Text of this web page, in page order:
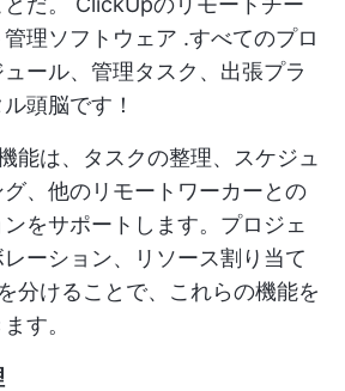
理ソフトウェア .すべてのプロ
ール、管理タスク、出張プラ
頭脳です！
能は、タスクの整理、スケジュ
、他のリモートワーカーとの
をサポートします。プロジェ
ーション、リソース割り当て
分けることで、これらの機能を
す。